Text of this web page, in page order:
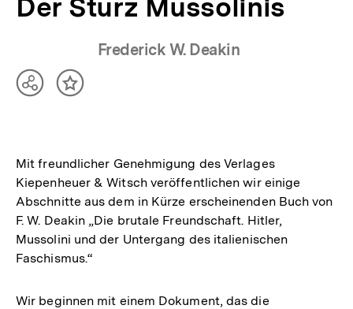
Der Sturz Mussolinis
Frederick W. Deakin
TeilenInhalt
Mit freundlicher Genehmigung des Verlages
Kiepenheuer & Witsch veröffentlichen wir einige
Abschnitte aus dem in Kürze erscheinenden Buch von
F. W. Deakin „Die brutale Freundschaft. Hitler,
Mussolini und der Untergang des italienischen
Faschismus.“
Wir beginnen mit einem Dokument, das die